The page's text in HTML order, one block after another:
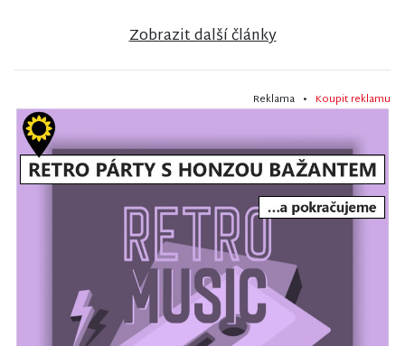
Zobrazit další články
Reklama • Koupit reklamu